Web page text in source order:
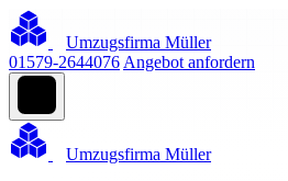
Umzugsfirma Müller
01579-2644076 Angebot anfordern
Umzugsfirma Müller